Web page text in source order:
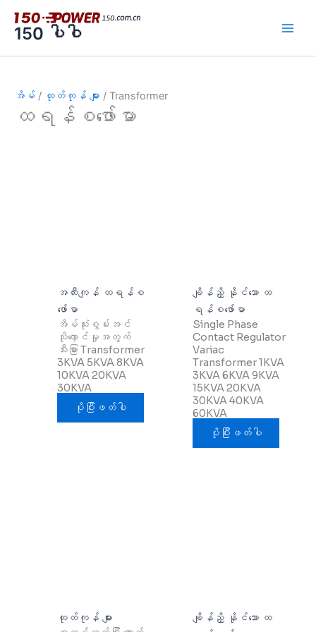
ကျော်သွား
ပါ။
150 ပါဝါ
အိမ် / ထုတ်ကုန် များ / Transformer
ထရန်စဖော်မာ
အထီးကျန် ထရန်စ
ဖော်မာ
အိမ်သုံးစွမ်းအင်
သိုလှောင်မှုအတွက်
သီးခြား Transformer
3KVA 5KVA 8KVA
10KVA 20KVA
30KVA
ပိုပြီးဖတ်ပါ
ချိန်ညှိ နိုင်သော ထ
ရန်စဖော်မာ
Single Phase
Contact Regulator
Variac
Transformer 1KVA
3KVA 6KVA 9KVA
15KVA 20KVA
30KVA 40KVA
60KVA
ပိုပြီးဖတ်ပါ
ထုတ်ကုန် များ
ချိန်ညှိ နိုင်သော ထ